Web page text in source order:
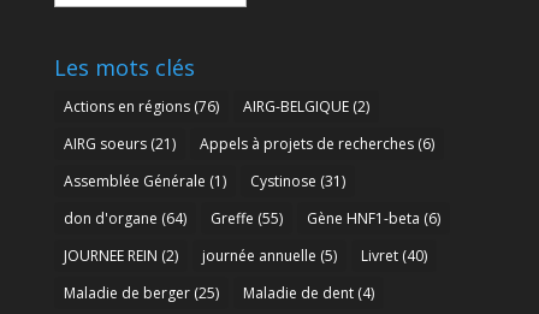
archives
Les mots clés
Actions en régions(76) AIRG-BELGIQUE(2)
AIRG soeurs(21) Appels à projets de recherches(6)
Assemblée Générale (1) Cystinose (31)
don d'organe (64) Greffe (55) Gène HNF1-beta (6)
JOURNEE REIN (2) journée annuelle (5) Livret(40)
Maladie de berger(25) Maladie de dent(4)